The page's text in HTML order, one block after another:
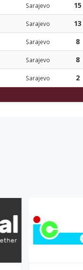
Sarajevo 15
Sarajevo 13
Sarajevo 8
Sarajevo 8
Sarajevo 2